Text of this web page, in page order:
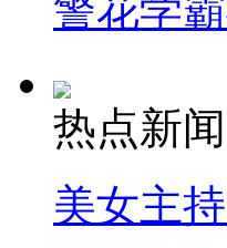
警花学
热点新闻
美女主